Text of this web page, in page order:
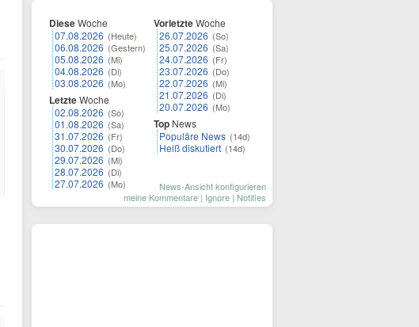
DieseWoche
07.08.2026 (Heute)
06.08.2026 (Gestern)
05.08.2026 (Mi)
04.08.2026 (Di)
03.08.2026 (Mo)
LetzteWoche
02.08.2026 (So)
01.08.2026 (Sa)
31.07.2026 (Fr)
30.07.2026 (Do)
29.07.2026 (Mi)
28.07.2026 (Di)
27.07.2026 (Mo)
VorletzteWoche
26.07.2026 (So)
25.07.2026 (Sa)
24.07.2026 (Fr)
23.07.2026 (Do)
22.07.2026 (Mi)
21.07.2026 (Di)
20.07.2026 (Mo)
Top News
Populäre News (14d)
Heiß diskutiert (14d)
News-Ansicht konfigurieren
meine Kommentare | Ignore | Notifies